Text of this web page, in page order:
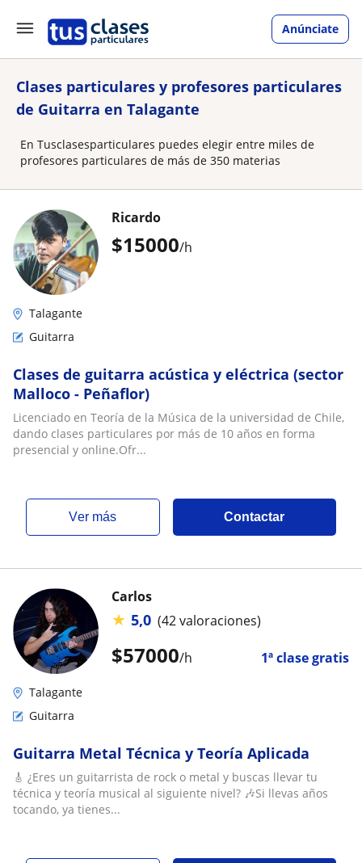
Anúnciate
Clases particulares y profesores particulares
de Guitarra en Talagante
En Tusclasesparticulares puedes elegir entre miles de
profesores particulares de más de 350 materias
$15000/h
Ricardo
Talagante
Guitarra
Clases de guitarra acústica y eléctrica (sector
Malloco - Peñaflor)
Licenciado en Teoría de la Música de la universidad de Chile,
dando clases particulares por más de 10 años en forma
presencial y online.Ofr...
ver más Contactar
$57000/h 1ª clase gratis
Carlos
★ 5,0 (42 valoraciones)
Talagante
Guitarra
Guitarra Metal Técnica y Teoría Aplicada
🎸 ¿Eres un guitarrista de rock o metal y buscas llevar tu
técnica y teoría musical al siguiente nivel? 🎶Si llevas años
tocando, ya tienes...